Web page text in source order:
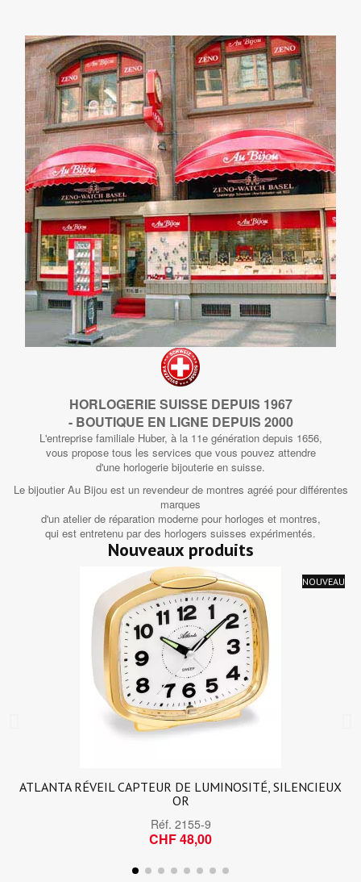
HORLOGERIE SUISSE DEPUIS 1967
- BOUTIQUE EN LIGNE DEPUIS 2000
L'entreprise familiale Huber, à la 11e génération depuis 1656,
vous propose tous les services que vous pouvez attendre
d'une horlogerie bijouterie en suisse.
Le bijoutier Au Bijou est un revendeur de montres agréé pour différentes
marques
d'un atelier de réparation moderne pour horloges et montres,
qui est entretenu par des horlogers suisses expérimentés.
Nouveaux produits
NOUVEAU
ATLANTA RÉVEIL CAPTEUR DE LUMINOSITÉ, SILENCIEUX
OR
Réf. 2155-9
CHF 48,00